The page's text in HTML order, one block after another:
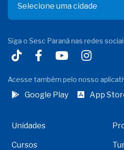
Selecione uma cidade
Siga o Sesc Paraná nas redes
Acesse também pelo nosso
Google Play App
Unidades
Cursos